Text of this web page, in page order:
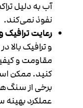
آب به دلیل
نفوذ نمی‌کند.
رعایت ترافیک
و ترافیک
مقاومت و
کنید. ممکن
برخی از
عملکرد